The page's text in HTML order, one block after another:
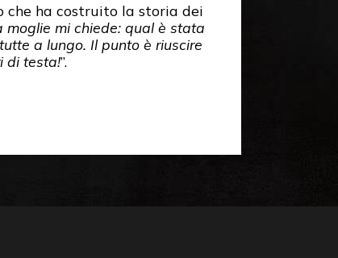
che ha costruito la storia dei
moglie mi chiede: qual è stata
a lungo. Il punto è riuscire
di testa!”.